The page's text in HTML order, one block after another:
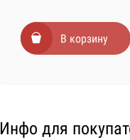
В корзину
Инфо для